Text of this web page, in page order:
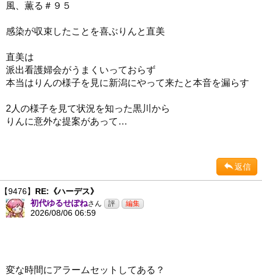
風、薫る＃９５
感染が収束したことを喜ぶりんと直美
直美は
派出看護婦会がうまくいっておらず
本当はりんの様子を見に新潟にやって来たと本音を漏らす
2人の様子を見て状況を知った黒川から
りんに意外な提案があって…
返信
【9476】 RE:《ハーデス》
初代ゆるせぽねさん
2026/08/06 06:59
変な時間にアラームセットしてある？